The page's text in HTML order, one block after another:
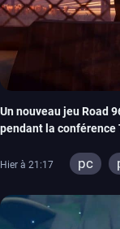
Un nouveau jeu Road
pendant la conférence
Hier à 21:17 pc